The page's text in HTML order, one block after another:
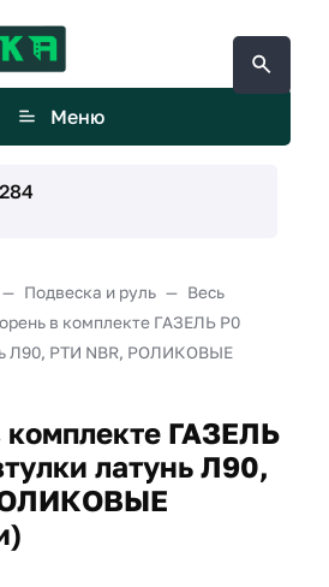
Меню
Подвеска и руль
Весь
в комплекте ГАЗЕЛЬ Р0
Л90, РТИ NBR, РОЛИКОВЫЕ
ГАЗЕЛЬ
латунь Л90,